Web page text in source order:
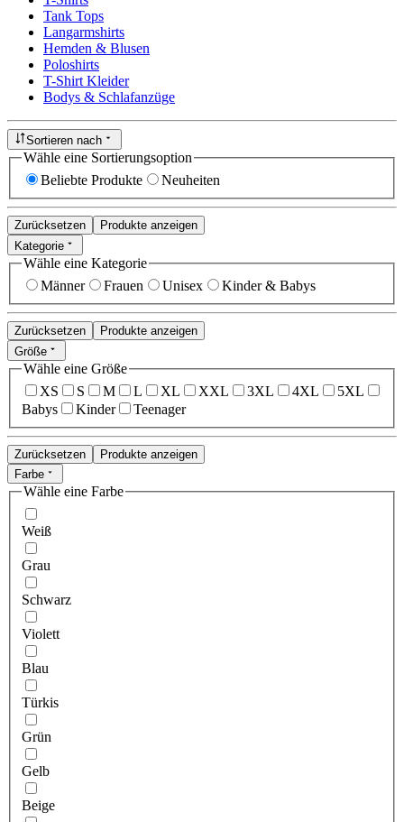
Tank Tops
Langarmshirts
Hemden & Blusen
Poloshirts
T-Shirt Kleider
Bodys & Schlafanzüge
Sortieren nach
Wähle eine Sortierungsoption
Beliebte Produkte
Neuheiten
Zurücksetzen
Produkte anzeigen
Kategorie
Wähle eine Kategorie
Männer
Frauen Unisex Kinder & Babys
Zurücksetzen
Produkte anzeigen
Größe
Wähle eine Größe
XS
S M L XL XXL 3XL 4XL
5XL
Babys
Kinder Teenager
Zurücksetzen
Produkte anzeigen
Farbe
Wähle eine Farbe
Weiß
Grau
Schwarz
Violett
Blau
Türkis
Grün
Gelb
Beige